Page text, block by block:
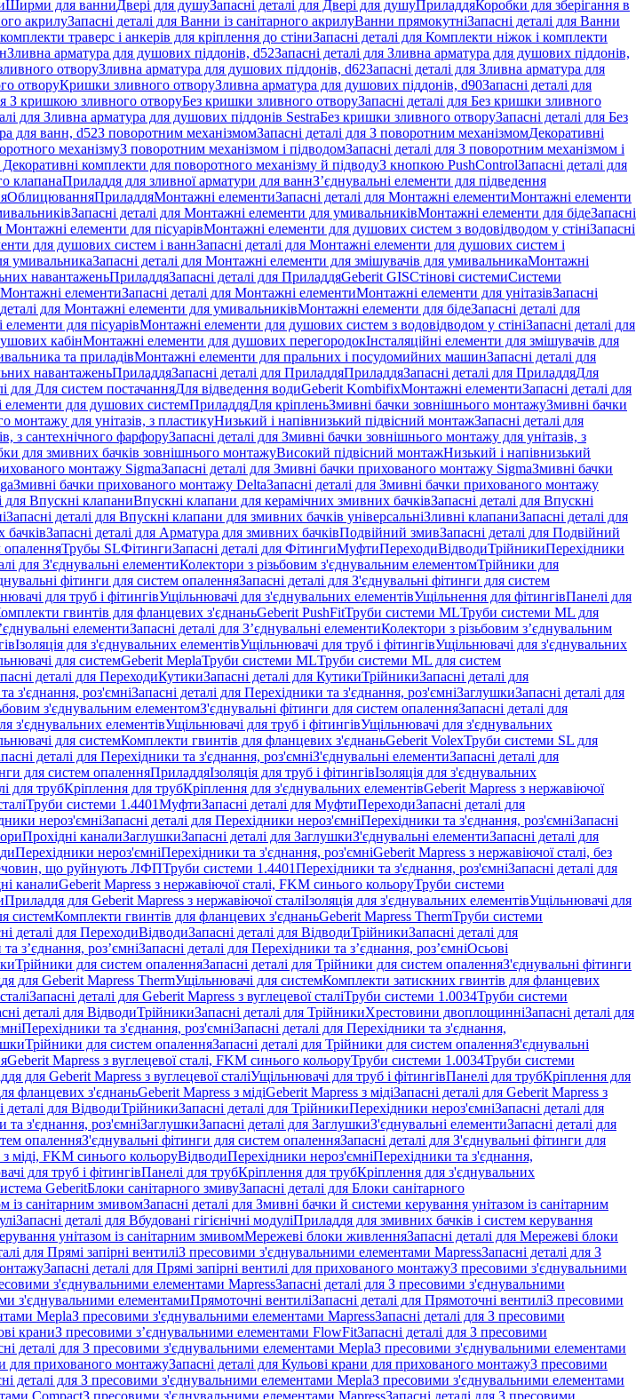
Ширми для ванниДвері для душуЗапасні деталі для Двері для душуПриладдяКоробки для зберігання в
акрилуЗапасні деталі для Ванни із санітарного акрилуВанни прямокутніЗапасні деталі для Ванни
траверс і анкерів для кріплення до стіниЗапасні деталі для Комплекти ніжок і комплекти
Зливна арматура для душових піддонів, d52Запасні деталі для Зливна арматура для душових піддонів,
отворуЗливна арматура для душових піддонів, d62Запасні деталі для Зливна арматура для
отворуКришки зливного отворуЗливна арматура для душових піддонів, d90Запасні деталі для
З кришкою зливного отворуБез кришки зливного отворуЗапасні деталі для Без кришки зливного
для Зливна арматура для душових піддонів SestraБез кришки зливного отворуЗапасні деталі для Без
для ванн, d52З поворотним механізмомЗапасні деталі для З поворотним механізмомДекоративні
механізмуЗ поворотним механізмом і підводомЗапасні деталі для З поворотним механізмом і
Декоративні комплекти для поворотного механізму й підводуЗ кнопкою PushControlЗапасні деталі для
клапанаПриладдя для зливної арматури для ваннЗ’єднувальні елементи для підведення
ОблицюванняПриладдяМонтажні елементиЗапасні деталі для Монтажні елементиМонтажні елементи
Запасні деталі для Монтажні елементи для умивальниківМонтажні елементи для бідеЗапасні
Монтажні елементи для пісуарівМонтажні елементи для душових систем з водовідводом у стініЗапасні
для душових систем і ваннЗапасні деталі для Монтажні елементи для душових систем і
умивальникаЗапасні деталі для Монтажні елементи для змішувачів для умивальникаМонтажні
навантаженьПриладдяЗапасні деталі для ПриладдяGeberit GISСтінові системиСистеми
Монтажні елементиЗапасні деталі для Монтажні елементиМонтажні елементи для унітазівЗапасні
для Монтажні елементи для умивальниківМонтажні елементи для бідеЗапасні деталі для
для пісуарівМонтажні елементи для душових систем з водовідводом у стініЗапасні деталі для
кабінМонтажні елементи для душових перегородокІнсталяційні елементи для змішувачів для
та приладівМонтажні елементи для пральних і посудомийних машинЗапасні деталі для
навантаженьПриладдяЗапасні деталі для ПриладдяПриладдяЗапасні деталі для ПриладдяДля
для Для систем постачанняДля відведення водиGeberit KombifixМонтажні елементиЗапасні деталі для
елементи для душових системПриладдяДля кріпленьЗмивні бачки зовнішнього монтажуЗмивні бачки
монтажу для унітазів, з пластикуНизький і напівнизький підвісний монтажЗапасні деталі для
з сантехнічного фарфоруЗапасні деталі для Змивні бачки зовнішнього монтажу для унітазів, з
для змивних бачків зовнішнього монтажуВисокий підвісний монтажНизький і напівнизький
монтажу SigmaЗапасні деталі для Змивні бачки прихованого монтажу SigmaЗмивні бачки
Змивні бачки прихованого монтажу DeltaЗапасні деталі для Змивні бачки прихованого монтажу
для Впускні клапаниВпускні клапани для керамічних змивних бачківЗапасні деталі для Впускні
Запасні деталі для Впускні клапани для змивних бачків універсальніЗливні клапаниЗапасні деталі для
бачкiвЗапасні деталі для Арматура для змивних бачкiвПодвійний змивЗапасні деталі для Подвійний
опаленняТрубы SLФітингиЗапасні деталі для ФітингиМуфтиПереходиВідводиТрійникиПерехідники
для З'єднувальні елементиКолектори з різьбовим з'єднувальним елементомТрійники для
фітинги для систем опаленняЗапасні деталі для З'єднувальні фітинги для систем
для труб і фітингівУщільнювачі для з'єднувальних елементівУщільнення для фітингівПанелі для
гвинтів для фланцевих з'єднаньGeberit PushFitТруби системи MLТруби системи ML для
елементиЗапасні деталі для З’єднувальні елементиКолектори з різьбовим з’єднувальним
Ізоляція для з'єднувальних елементівУщільнювачі для труб і фітингівУщільнювачі для з'єднувальних
для системGeberit MeplaТруби системи MLТруби системи ML для систем
деталі для ПереходиКутикиЗапасні деталі для КутикиТрійникиЗапасні деталі для
з'єднання, роз'ємніЗапасні деталі для Перехідники та з'єднання, роз'ємніЗаглушкиЗапасні деталі для
з'єднувальним елементомЗ'єднувальні фітинги для систем опаленняЗапасні деталі для
з'єднувальних елементівУщільнювачі для труб і фітингівУщільнювачі для з'єднувальних
для системКомплекти гвинтів для фланцевих з'єднаньGeberit VolexТруби системи SL для
деталі для Перехідники та з'єднання, роз'ємніЗ'єднувальні елементиЗапасні деталі для
для систем опаленняПриладдяІзоляція для труб і фітингівІзоляція для з'єднувальних
для трубКріплення для трубКріплення для з'єднувальних елементівGeberit Mapress з нержавіючої
Труби системи 1.4401МуфтиЗапасні деталі для МуфтиПереходиЗапасні деталі для
нероз'ємніЗапасні деталі для Перехідники нероз'ємніПерехідники та з'єднання, роз'ємніЗапасні
Прохідні каналиЗаглушкиЗапасні деталі для ЗаглушкиЗ'єднувальні елементиЗапасні деталі для
Перехідники нероз'ємніПерехідники та з'єднання, роз'ємніGeberit Mapress з нержавіючої сталі, без
речовин, що руйнують ЛФПТруби системи 1.4401Перехідники та з'єднання, роз'ємніЗапасні деталі для
каналиGeberit Mapress з нержавіючої сталі, FKM синього кольоруТруби системи
Приладдя для Geberit Mapress з нержавіючої сталіІзоляція для з'єднувальних елементівУщільнювачі для
системКомплекти гвинтів для фланцевих з'єднаньGeberit Mapress ThermТруби системи
деталі для ПереходиВідводиЗапасні деталі для ВідводиТрійникиЗапасні деталі для
з’єднання, роз’ємніЗапасні деталі для Перехідники та з’єднання, роз’ємніОсьові
Трійники для систем опаленняЗапасні деталі для Трійники для систем опаленняЗ'єднувальні фітинги
для Geberit Mapress ThermУщільнювачі для системКомплекти затискних гвинтів для фланцевих
Запасні деталі для Geberit Mapress з вуглецевої сталіТруби системи 1.0034Труби системи
деталі для ВідводиТрійникиЗапасні деталі для ТрійникиХрестовини двоплощинніЗапасні деталі для
Перехідники та з'єднання, роз'ємніЗапасні деталі для Перехідники та з'єднання,
Трійники для систем опаленняЗапасні деталі для Трійники для систем опаленняЗ'єднувальні
Geberit Mapress з вуглецевої сталі, FKM синього кольоруТруби системи 1.0034Труби системи
для Geberit Mapress з вуглецевої сталіУщільнювачі для труб і фітингівПанелі для трубКріплення для
фланцевих з'єднаньGeberit Mapress з мідіGeberit Mapress з мідіЗапасні деталі для Geberit Mapress з
деталі для ВідводиТрійникиЗапасні деталі для ТрійникиПерехідники нероз'ємніЗапасні деталі для
та з'єднання, роз'ємніЗаглушкиЗапасні деталі для ЗаглушкиЗ'єднувальні елементиЗапасні деталі для
опаленняЗ'єднувальні фітинги для систем опаленняЗапасні деталі для З'єднувальні фітинги для
міді, FKM синього кольоруВідводиПерехідники нероз'ємніПерехідники та з'єднання,
для труб і фітингівПанелі для трубКріплення для трубКріплення для з'єднувальних
GeberitБлоки санітарного змивуЗапасні деталі для Блоки санітарного
із санітарним змивомЗапасні деталі для Змивні бачки й системи керування унітазом із санітарним
Запасні деталі для Вбудовані гігієнічні модуліПриладдя для змивних бачків і систем керування
унітазом із санітарним змивомМережеві блоки живленняЗапасні деталі для Мережеві блоки
для Прямі запірні вентиліЗ пресовими з'єднувальними елементами MapressЗапасні деталі для З
Запасні деталі для Прямі запірні вентилі для прихованого монтажуЗ пресовими з'єднувальними
з'єднувальними елементами MapressЗапасні деталі для З пресовими з'єднувальними
з'єднувальними елементамиПрямоточні вентиліЗапасні деталі для Прямоточні вентиліЗ пресовими
MeplaЗ пресовими з'єднувальними елементами MapressЗапасні деталі для З пресовими
краниЗ пресовими з’єднувальними елементами FlowFitЗапасні деталі для З пресовими
деталі для З пресовими з'єднувальними елементами MeplaЗ пресовими з'єднувальними елементами
для прихованого монтажуЗапасні деталі для Кульові крани для прихованого монтажуЗ пресовими
деталі для З пресовими з'єднувальними елементами MeplaЗ пресовими з'єднувальними елементами
CompactЗ пресовими з'єднувальними елементами MapressЗапасні деталі для З пресовими